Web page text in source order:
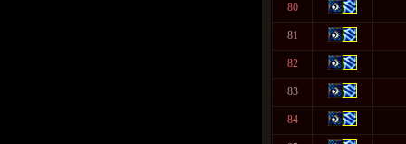
80
81
82
83
84